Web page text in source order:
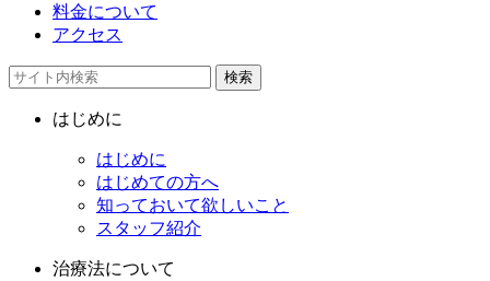
料金について
アクセス
検索
はじめに
はじめに
はじめての方へ
知っておいて欲しいこと
スタッフ紹介
治療法について